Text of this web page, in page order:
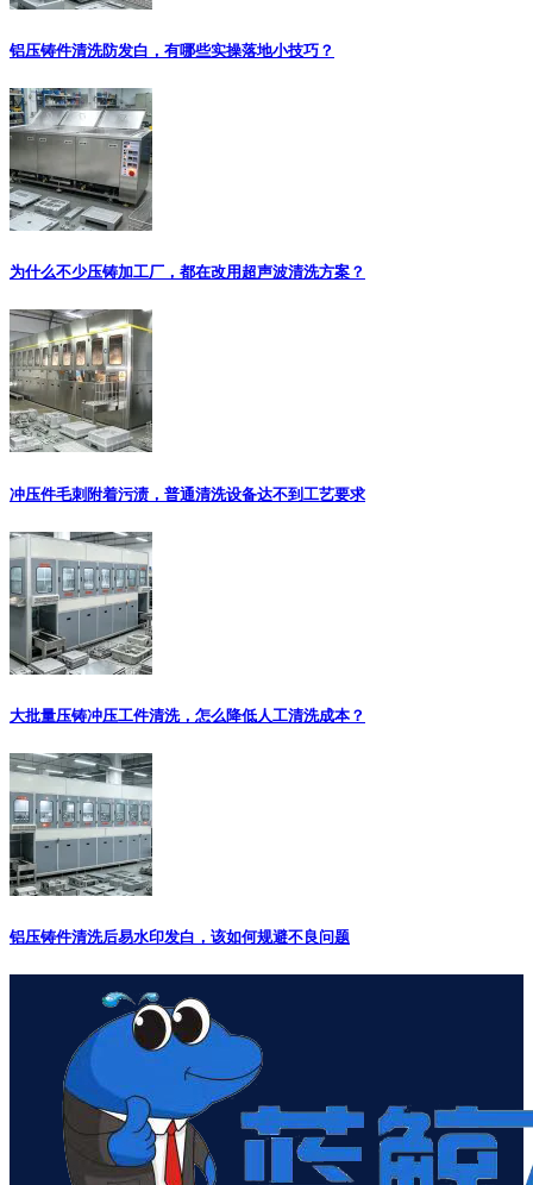
铝压铸件清洗防发白，有哪些实操落地小技巧？
为什么不少压铸加工厂，都在改用超声波清洗方案？
冲压件毛刺附着污渍，普通清洗设备达不到工艺要求
大批量压铸冲压工件清洗，怎么降低人工清洗成本？
铝压铸件清洗后易水印发白，该如何规避不良问题